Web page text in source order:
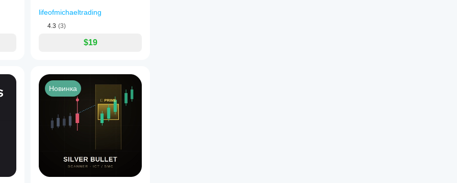
lifeofmichaeltrading
4.3 (3)
$19
Новинка